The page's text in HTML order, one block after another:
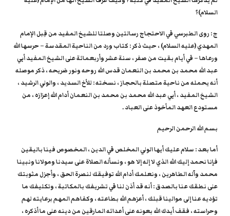
السلام)؟
ج : روى الطبرسي في الاحتجاج رسالتين وصلتا للشيخ المفيد من قِبل الإمام
المهدي (عليه السلام) ، حيث ذكر : كتاب ورد من الناحية المقدسة – حرسها الله
ورعاها – في أيام بقيت من صفر ، سنة عشر وأربعمائة على الشيخ المفيد أبي
عبد الله محمد بن محمد بن النعمان قدس الله روحه ونور ضريحه ، ذكر موصله
أنه يحمله من ناحية متصلة بالحجاز ، نسخته : للأخ السديد ، والولي الرشيد ،
الشيخ المفيد ، أبي عبد الله محمد بن محمد بن النعمان أدام الله إعزازه ، من
مستودع العهد المأخوذ على العباد .
بسم الله الرحمن الرحيم
أما بعد : سلام عليك أيها الولي المخلص في الدين ، المخصوص فينا باليقين
فإنا نحمد إليك الله الذي لا إله إلا هو ، ونسأله الصلاة على سيدنا ومولانا ونبينا
محمد وآله الطاهرين ، ونعلمك أدام الله توفيقك لنصرة الحق ، وأجزل مثوبتك
على نطقك عنا بالصدق : أنه قد أذن لنا في تشريفك بالمكاتبة ، وتكليفك ما
تؤديه عنا إلى موالينا قبلك ، أعزهم الله بطاعته ، وكفاهم المهم برعايته لهم
وحراسته ، فقف أيدك الله بعونه على أعدائه المارقين من دينه على ما أذكره ،